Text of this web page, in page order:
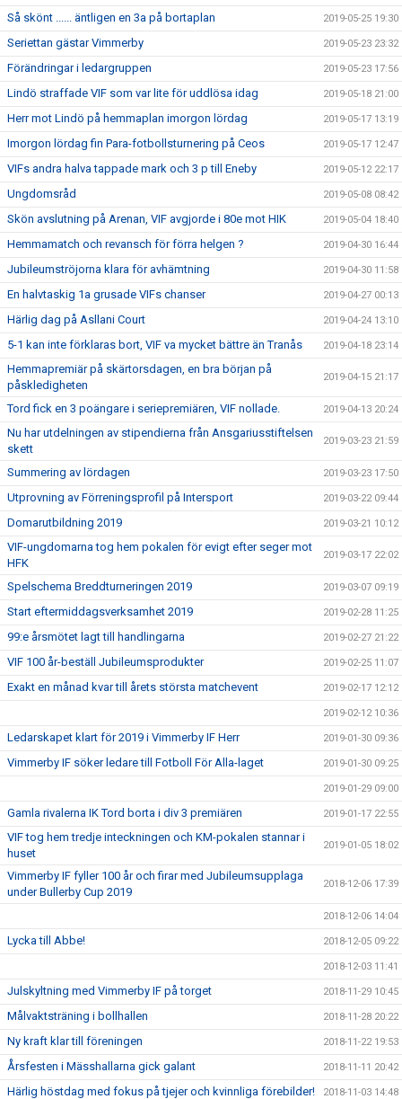
Så skönt ...... äntligen en 3a på bortaplan 2019-05-25 19:30
Seriettan gästar Vimmerby 2019-05-23 23:32
Förändringar i ledargruppen 2019-05-23 17:56
Lindö straffade VIF som var lite för uddlösa idag 2019-05-18 21:00
Herr mot Lindö på hemmaplan imorgon lördag 2019-05-17 13:19
Imorgon lördag fin Para-fotbollsturnering på Ceos 2019-05-17 12:47
VIFs andra halva tappade mark och 3 p till Eneby 2019-05-12 22:17
Ungdomsråd 2019-05-08 08:42
Skön avslutning på Arenan, VIF avgjorde i 80e mot HIK 2019-05-04 18:40
Hemmamatch och revansch för förra helgen ? 2019-04-30 16:44
Jubileumströjorna klara för avhämtning 2019-04-30 11:58
En halvtaskig 1a grusade VIFs chanser 2019-04-27 00:13
Härlig dag på Asllani Court 2019-04-24 13:10
5-1 kan inte förklaras bort, VIF va mycket bättre än Tranås 2019-04-18 23:14
Hemmapremiär på skärtorsdagen, en bra början på
påskledigheten
2019-04-15 21:17
Tord fick en 3 poängare i seriepremiären, VIF nollade. 2019-04-13 20:24
Nu har utdelningen av stipendierna från Ansgariusstiftelsen
skett
2019-03-23 21:59
Summering av lördagen 2019-03-23 17:50
Utprovning av Förreningsprofil på Intersport 2019-03-22 09:44
Domarutbildning 2019 2019-03-21 10:12
VIF-ungdomarna tog hem pokalen för evigt efter seger mot
HFK
2019-03-17 22:02
Spelschema Breddturneringen 2019 2019-03-07 09:19
Start eftermiddagsverksamhet 2019 2019-02-28 11:25
99:e årsmötet lagt till handlingarna 2019-02-27 21:22
VIF 100 år-beställ Jubileumsprodukter 2019-02-25 11:07
Exakt en månad kvar till årets största matchevent 2019-02-17 12:12
2019-02-12 10:36
Ledarskapet klart för 2019 i Vimmerby IF Herr 2019-01-30 09:36
Vimmerby IF söker ledare till Fotboll För Alla-laget 2019-01-30 09:25
2019-01-29 09:00
Gamla rivalerna IK Tord borta i div 3 premiären 2019-01-17 22:55
VIF tog hem tredje inteckningen och KM-pokalen stannar i
huset
2019-01-05 18:02
Vimmerby IF fyller 100 år och firar med Jubileumsupplaga
under Bullerby Cup 2019
2018-12-06 17:39
2018-12-06 14:04
Lycka till Abbe! 2018-12-05 09:22
2018-12-03 11:41
Julskyltning med Vimmerby IF på torget 2018-11-29 10:45
Målvaktsträning i bollhallen 2018-11-28 20:22
Ny kraft klar till föreningen 2018-11-22 19:53
Årsfesten i Mässhallarna gick galant 2018-11-11 20:42
Härlig höstdag med fokus på tjejer och kvinnliga förebilder! 2018-11-03 14:48